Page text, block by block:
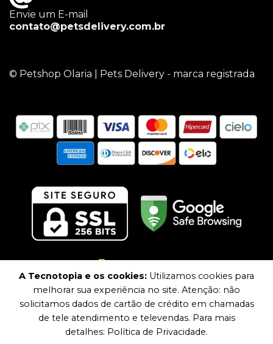
Envie um E-mail
contato@petsdelivery.com.br
© Petshop Olaria | Pets Delivery - marca registrada
A Tecnotopia e os cookies: Utilizamos cookies para
melhorar sua experiência no site. Atenção: não
solicitamos dados de cartão de crédito em chamadas
de tele atendimento e televendas. Para mais
detalhes: Política de Privacidade.